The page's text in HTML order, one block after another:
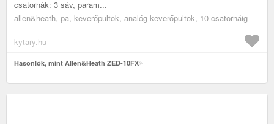
csatornák: 3 sáv, param...
allen&heath, pa, keverőpultok, analóg keverőpultok, 10 csatornáig
kytary.hu
Hasonlók, mint Allen&Heath ZED-10FX